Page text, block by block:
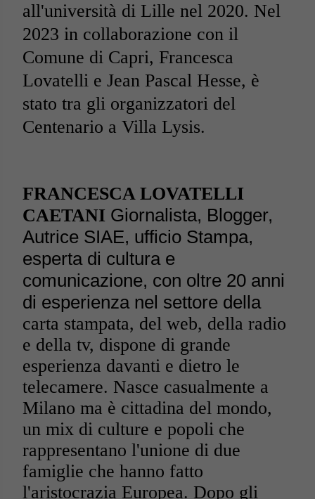
all'università di Lille nel 2020. Nel
2023 in collaborazione con il
Comune di Capri, Francesca
Lovatelli e Jean Pascal Hesse, è
stato tra gli organizzatori del
Centenario a Villa Lysis.
FRANCESCA LOVATELLI
CAETANI Giornalista, Blogger,
Autrice SIAE, ufficio Stampa,
esperta di cultura e
comunicazione, con oltre 20 anni
di esperienza nel settore della
carta stampata, del web, della radio
e della tv, dispone di grande
esperienza davanti e dietro le
telecamere. Nasce casualmente a
Milano ma è cittadina del mondo,
un mix di culture e popoli che
rappresentano l'unione di due
famiglie che hanno fatto
l'aristocrazia Europea. Dopo gli